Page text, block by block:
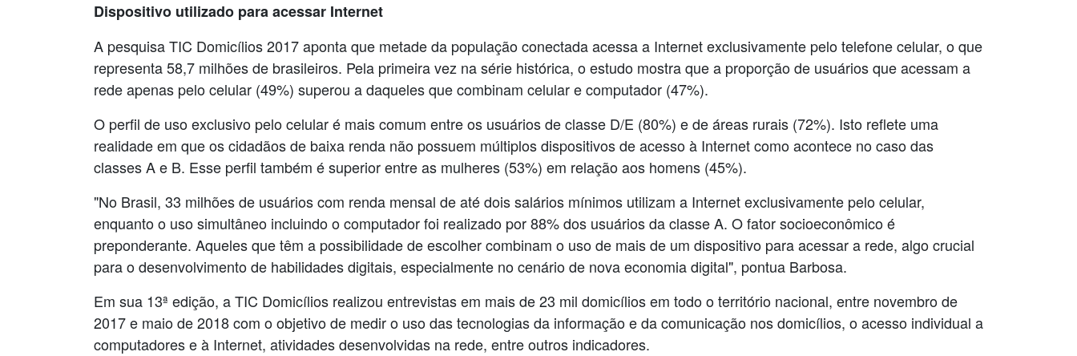
Dispositivo utilizado para acessar Internet
A pesquisa TIC Domicílios 2017 aponta que metade da população conectada acessa a Internet exclusivamente pelo telefone celular, o que
representa 58,7 milhões de brasileiros. Pela primeira vez na série histórica, o estudo mostra que a proporção de usuários que acessam a
rede apenas pelo celular (49%) superou a daqueles que combinam celular e computador (47%).
O perfil de uso exclusivo pelo celular é mais comum entre os usuários de classe D/E (80%) e de áreas rurais (72%). Isto reflete uma
realidade em que os cidadãos de baixa renda não possuem múltiplos dispositivos de acesso à Internet como acontece no caso das
classes A e B. Esse perfil também é superior entre as mulheres (53%) em relação aos homens (45%).
"No Brasil, 33 milhões de usuários com renda mensal de até dois salários mínimos utilizam a Internet exclusivamente pelo celular,
enquanto o uso simultâneo incluindo o computador foi realizado por 88% dos usuários da classe A. O fator socioeconômico é
preponderante. Aqueles que têm a possibilidade de escolher combinam o uso de mais de um dispositivo para acessar a rede, algo crucial
para o desenvolvimento de habilidades digitais, especialmente no cenário de nova economia digital", pontua Barbosa.
Em sua 13ª edição, a TIC Domicílios realizou entrevistas em mais de 23 mil domicílios em todo o território nacional, entre novembro de
2017 e maio de 2018 com o objetivo de medir o uso das tecnologias da informação e da comunicação nos domicílios, o acesso individual a
computadores e à Internet, atividades desenvolvidas na rede, entre outros indicadores.